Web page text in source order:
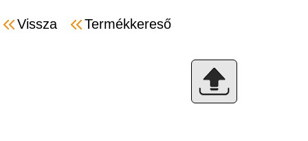
Vissza Termékkereső